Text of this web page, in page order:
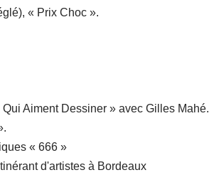
« Prix Choc ».
Aiment Dessiner » avec Gilles Mahé.
« 666 »
d'artistes à Bordeaux